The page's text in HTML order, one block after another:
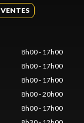
VENTES
8h00 - 17h00
8h00 - 17h00
8h00 - 17h00
8h00 - 20h00
8h00 - 17h00